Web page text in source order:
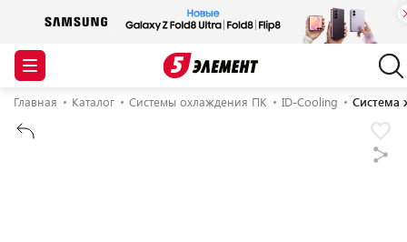
Главная Каталог Системы охлаждения ПК ID-Cooling Система